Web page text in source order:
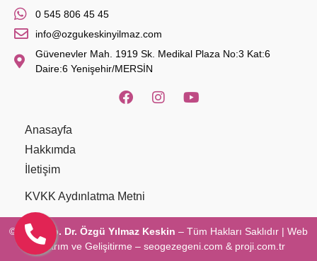
0 545 806 45 45
info@ozgukeskinyilmaz.com
Güvenevler Mah. 1919 Sk. Medikal Plaza No:3 Kat:6
Daire:6 Yenişehir/MERSİN
Anasayfa
Hakkımda
İletişim
KVKK Aydınlatma Metni
© 2021 Op. Dr. Özgü Yılmaz Keskin – Tüm Hakları Saklıdır | Web
Tasarım ve Gelişitirme – seogezegeni.com & proji.com.tr